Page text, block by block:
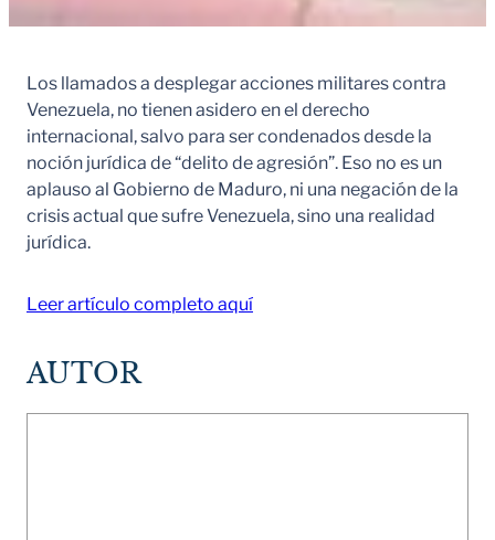
Los llamados a desplegar acciones militares contra
Venezuela, no tienen asidero en el derecho
internacional, salvo para ser condenados desde la
noción jurídica de “delito de agresión”. Eso no es un
aplauso al Gobierno de Maduro, ni una negación de la
crisis actual que sufre Venezuela, sino una realidad
jurídica.
Leer artículo completo aquí
AUTOR